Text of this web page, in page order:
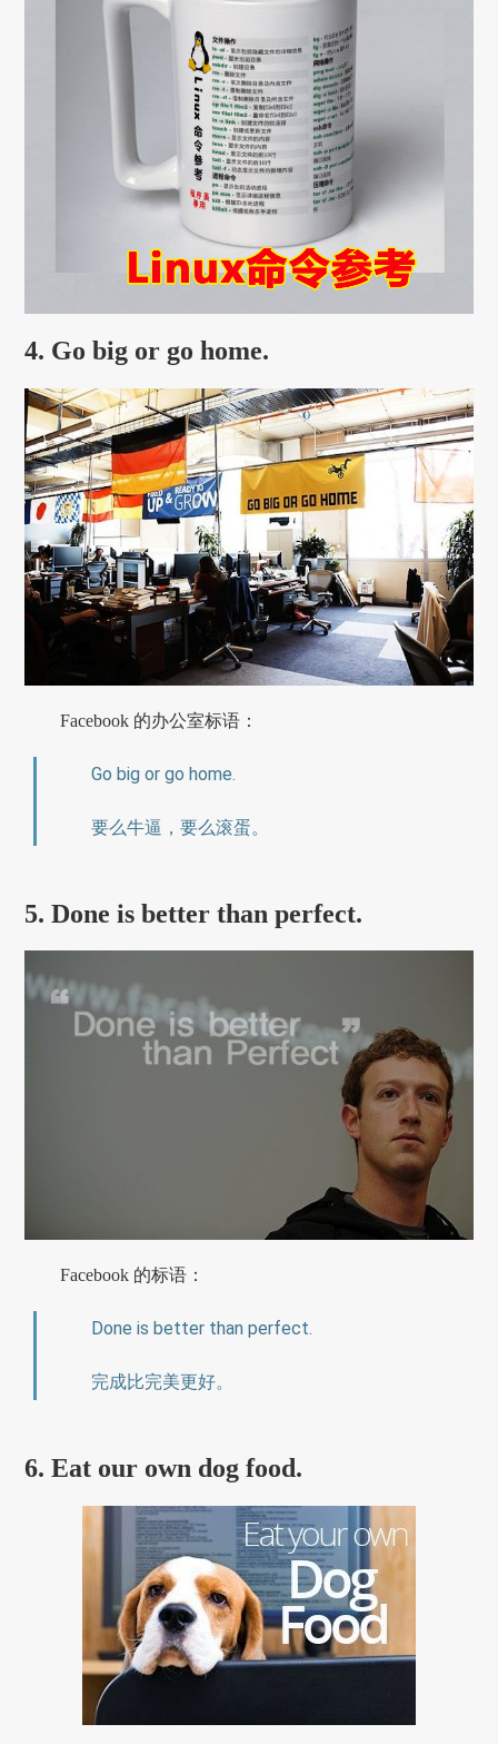
4. Go big or go home.
Facebook 的办公室标语：
Go big or go home.
要么牛逼，要么滚蛋。
5. Done is better than perfect.
Facebook 的标语：
Done is better than perfect.
完成比完美更好。
6. Eat our own dog food.